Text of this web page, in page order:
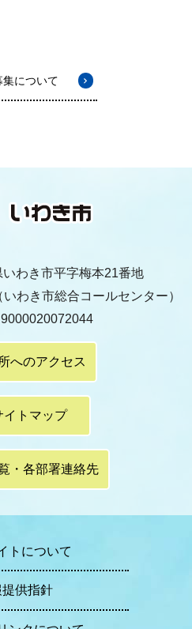
について
わき市平字梅本21番地
いわき市総合コールセンター）
へのアクセス
イトマップ
・各部署連絡先
トについて
供指針